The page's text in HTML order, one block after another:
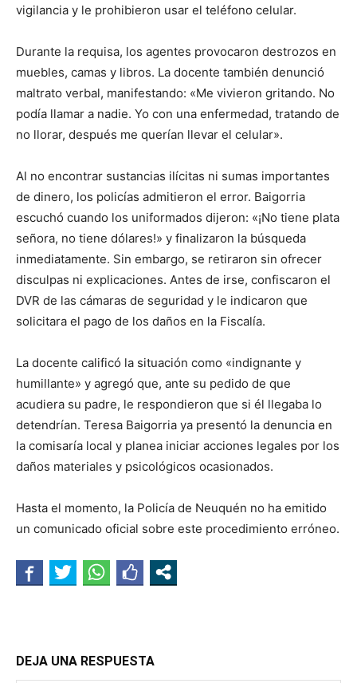
vigilancia y le prohibieron usar el teléfono celular.
Durante la requisa, los agentes provocaron destrozos en
muebles, camas y libros. La docente también denunció
maltrato verbal, manifestando: «Me vivieron gritando. No
podía llamar a nadie. Yo con una enfermedad, tratando de
no llorar, después me querían llevar el celular».
Al no encontrar sustancias ilícitas ni sumas importantes
de dinero, los policías admitieron el error. Baigorria
escuchó cuando los uniformados dijeron: «¡No tiene plata
señora, no tiene dólares!» y finalizaron la búsqueda
inmediatamente. Sin embargo, se retiraron sin ofrecer
disculpas ni explicaciones. Antes de irse, confiscaron el
DVR de las cámaras de seguridad y le indicaron que
solicitara el pago de los daños en la Fiscalía.
La docente calificó la situación como «indignante y
humillante» y agregó que, ante su pedido de que
acudiera su padre, le respondieron que si él llegaba lo
detendrían. Teresa Baigorria ya presentó la denuncia en
la comisaría local y planea iniciar acciones legales por los
daños materiales y psicológicos ocasionados.
Hasta el momento, la Policía de Neuquén no ha emitido
un comunicado oficial sobre este procedimiento erróneo.
DEJA UNA RESPUESTA